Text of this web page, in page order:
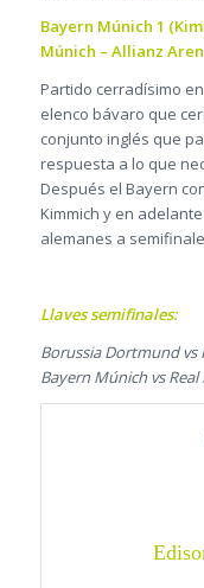
Bayern Múnich 1
Múnich – Allianz
Partido cerradísimo
elenco bávaro que
conjunto inglés que
respuesta a lo que
Después el Bayern
Kimmich y en
alemanes a
Llaves semifinales:
Borussia Dortmund vs
Bayern Múnich vs